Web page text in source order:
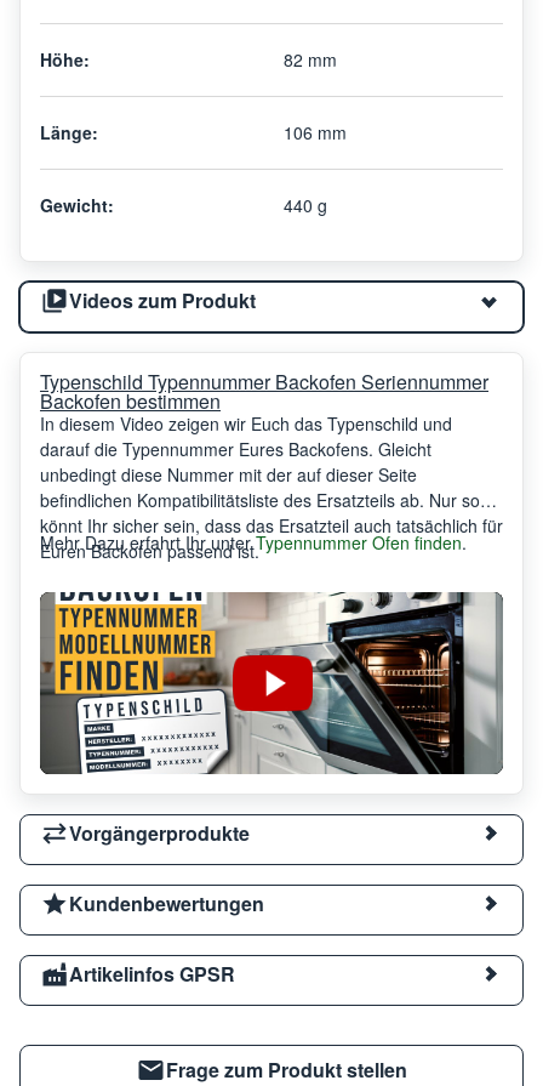
Höhe: 82 mm
Länge: 106 mm
Gewicht: 440 g
Videos zum Produkt
Typenschild Typennummer Backofen Seriennummer
Backofen bestimmen
In diesem Video zeigen wir Euch das Typenschild und
darauf die Typennummer Eures Backofens. Gleicht
unbedingt diese Nummer mit der auf dieser Seite
befindlichen Kompatibilitätsliste des Ersatzteils ab. Nur so
könnt Ihr sicher sein, dass das Ersatzteil auch tatsächlich für
Euren Backofen passend ist.
Mehr Dazu erfahrt Ihr unterTypennummer Ofen finden.
Vorgängerprodukte
Kundenbewertungen
Artikelinfos GPSR
Frage zum Produkt stellen